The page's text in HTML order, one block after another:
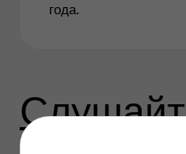
года.